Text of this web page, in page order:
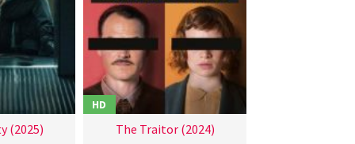
(2025)
HD
The Traitor (2024)